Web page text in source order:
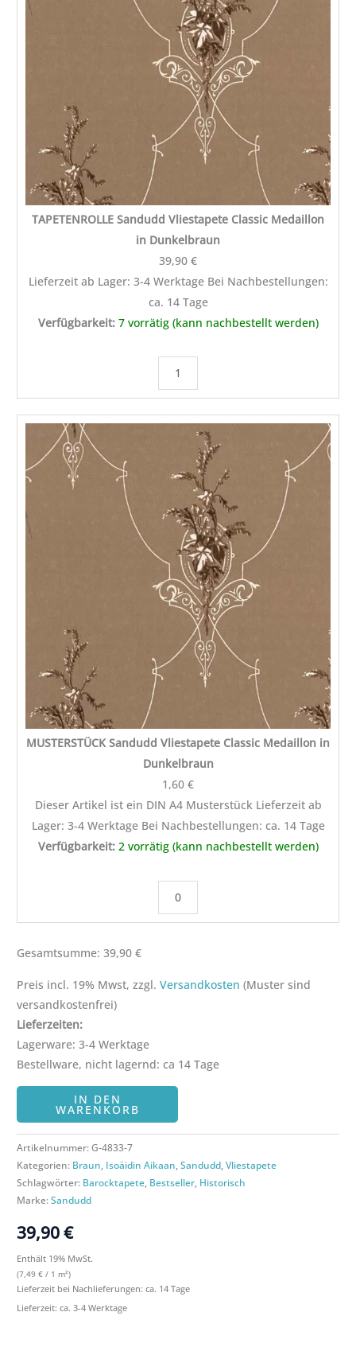
TAPETENROLLE Sandudd Vliestapete Classic Medaillon
in Dunkelbraun
39,90 €
Lieferzeit ab Lager: 3-4 Werktage Bei Nachbestellungen:
ca. 14 Tage
Verfügbarkeit: 7 vorrätig (kann nachbestellt werden)
Dunkelbraun
Menge
MUSTERSTÜCK Sandudd Vliestapete Classic Medaillon in
Dunkelbraun
1,60 €
Dieser Artikel ist ein DIN A4 Musterstück Lieferzeit ab
Lager: 3-4 Werktage Bei Nachbestellungen: ca. 14 Tage
Verfügbarkeit: 2 vorrätig (kann nachbestellt werden)
MUSTERSTÜCK
Sandudd
Vliestapete
Classic
Medaillon
Dunkelbraun
Menge
Gesamtsumme:39,90€
Preis incl. 19% Mwst, zzgl.Versandkosten (Muster sind
Lagerware: 3-4 Werktage
Bestellware, nicht lagernd: ca 14 Tage
IN DEN
WARENKORB
Artikelnummer:G-4833-7
Kategorien: Braun, Isoäidin Aikaan,Sandudd,Vliestapete
Schlagwörter: Barocktapete, Bestseller, Historisch
Marke:Sandudd
39,90€
Enthält 19% MwSt.
(7,49€ / 1 m²)
Lieferzeit bei Nachlieferungen: ca. 14 Tage
Lieferzeit: ca. 3-4 Werktage